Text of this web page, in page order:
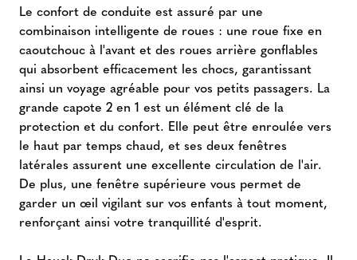
Le confort de conduite est assuré par une
combinaison intelligente de roues : une roue fixe en
caoutchouc à l'avant et des roues arrière gonflables
qui absorbent efficacement les chocs, garantissant
ainsi un voyage agréable pour vos petits passagers. La
grande capote 2 en 1 est un élément clé de la
protection et du confort. Elle peut être enroulée vers
le haut par temps chaud, et ses deux fenêtres
latérales assurent une excellente circulation de l'air.
De plus, une fenêtre supérieure vous permet de
garder un œil vigilant sur vos enfants à tout moment,
renforçant ainsi votre tranquillité d'esprit.